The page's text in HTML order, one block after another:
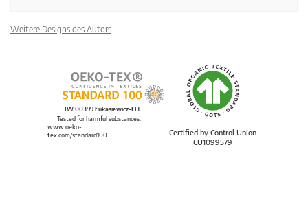
Weitere Designs des Autors
Certified by Control Union
CU1099579
IW 00399 Łukasiewicz-ŁIT
Tested for harmful substances.
www.oeko-
tex.com/standard100